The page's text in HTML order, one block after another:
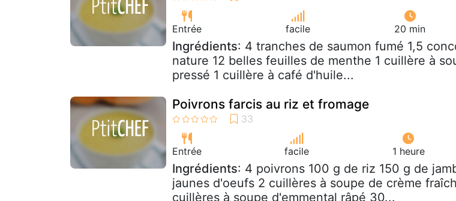
Entrée facile 20 min
Ingrédients: 4 tranches de saumon fumé 1,5
nature 12 belles feuilles de menthe 1 cuillère à
pressé 1 cuillère à café d'huile...
Poivrons farcis au riz et fromage
Entrée facile 1 heure
Ingrédients: 4 poivrons 100 g de riz 150 g de
jaunes d'oeufs 2 cuillères à soupe de crème
cuillères à soupe d'emmental râpé 30...